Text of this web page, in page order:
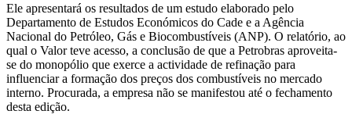
Ele apresentará os resultados de um estudo elaborado pelo
Departamento de Estudos Económicos do Cade e a Agência
Nacional do Petróleo, Gás e Biocombustíveis (ANP). O relatório, ao
qual o Valor teve acesso, a conclusão de que a Petrobras aproveita-
se do monopólio que exerce a actividade de refinação para
influenciar a formação dos preços dos combustíveis no mercado
interno. Procurada, a empresa não se manifestou até o fechamento
desta edição.